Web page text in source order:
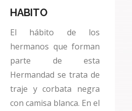
HABITO
El hábito de los
hermanos que forman
parte de esta
Hermandad se trata de
traje y corbata negra
con camisa blanca. En el